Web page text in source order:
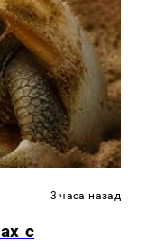
3 часа назад
с